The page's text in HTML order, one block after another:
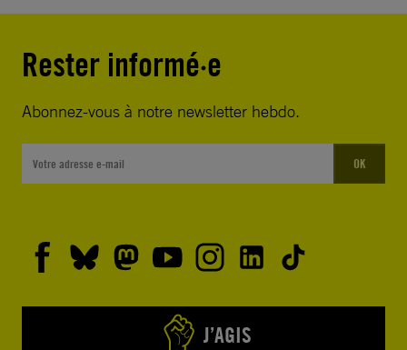
Rester informé·e
Abonnez-vous à notre newsletter hebdo.
OK
J’AGIS